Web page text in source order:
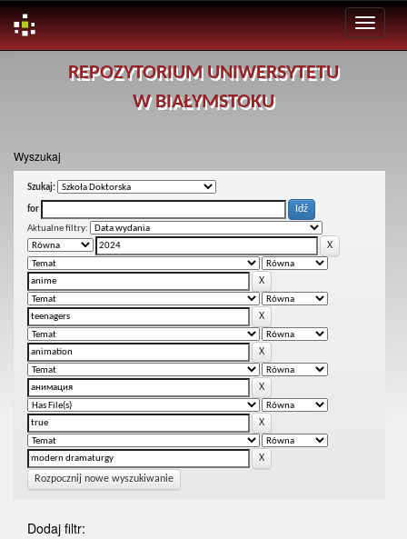
REPOZYTORIUM UNIWERSYTETU
W BIAŁYMSTOKU
Wyszukaj
Szukaj:
for
Aktualne filtry:
Rozpocznij nowe wyszukiwanie
Dodaj filtr: